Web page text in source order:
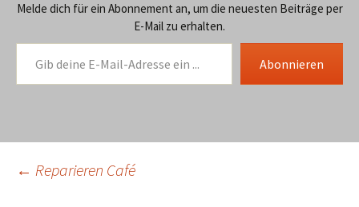
Melde dich für ein Abonnement an, um die neuesten Beiträge per
E-Mail zu erhalten.
Gib deine E-Mail-Adresse ein ...
Abonnieren
Beitragsnavigation
← Reparieren Café